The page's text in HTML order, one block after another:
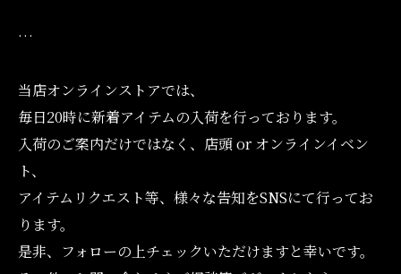
…
当店オンラインストアでは、
毎日20時に新着アイテムの入荷を行っております。
入荷のご案内だけではなく、店頭 or オンラインイベン
ト、
アイテムリクエスト等、様々な告知をSNSにて行ってお
ります。
是非、フォローの上チェックいただけますと幸いです。